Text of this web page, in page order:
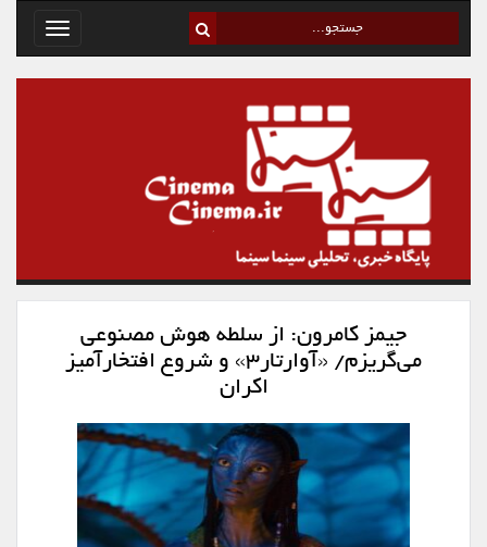
Toggle
جیمز کامرون: از سلطه هوش مصنوعی
می‌گریزم/ «آوارتار۳» و شروع افتخار‌آمیز
اکران